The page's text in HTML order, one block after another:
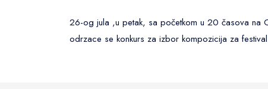
26-og jula ,u petak, sa početkom u 20 časova na
odrzace se konkurs za izbor kompozicija za